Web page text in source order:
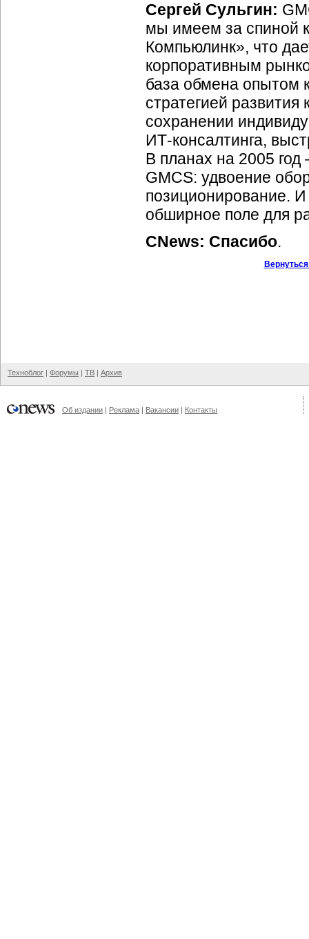
Сергей Сульгин:
мы имеем за спиной
Компьюлинк», что
корпоративным
база обмена опытом
стратегией
сохранении
ИТ-консалтинга,
В планах на 2005
GMCS: удвоение
позиционирование.
обширное поле для
CNews: Спасибо.
Техноблог | Форумы | ТВ | Архив
Об издании | Реклама | Вакансии | Контакты